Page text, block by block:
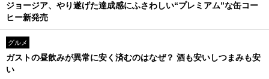
ジョージア、やり遂げた達成感にふさわしい“プレミアム”な缶コー
ヒー新発売
グルメ
ガストの昼飲みが異常に安く済むのはなぜ？ 酒も安いしつまみも安
い